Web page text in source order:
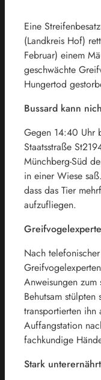
Eine
(Landkreis Hof)
Februar) einem
geschwächte
Hungertod
Bussard kann
Gegen 14:40 Uhr
Staatsstraße
Münchberg-Süd
in einer Wiese
dass das Tier
aufzufliegen.
Nach
Anweisungen
Behutsam
transportierten ihn
Auffangstation
fachkundige
Stark